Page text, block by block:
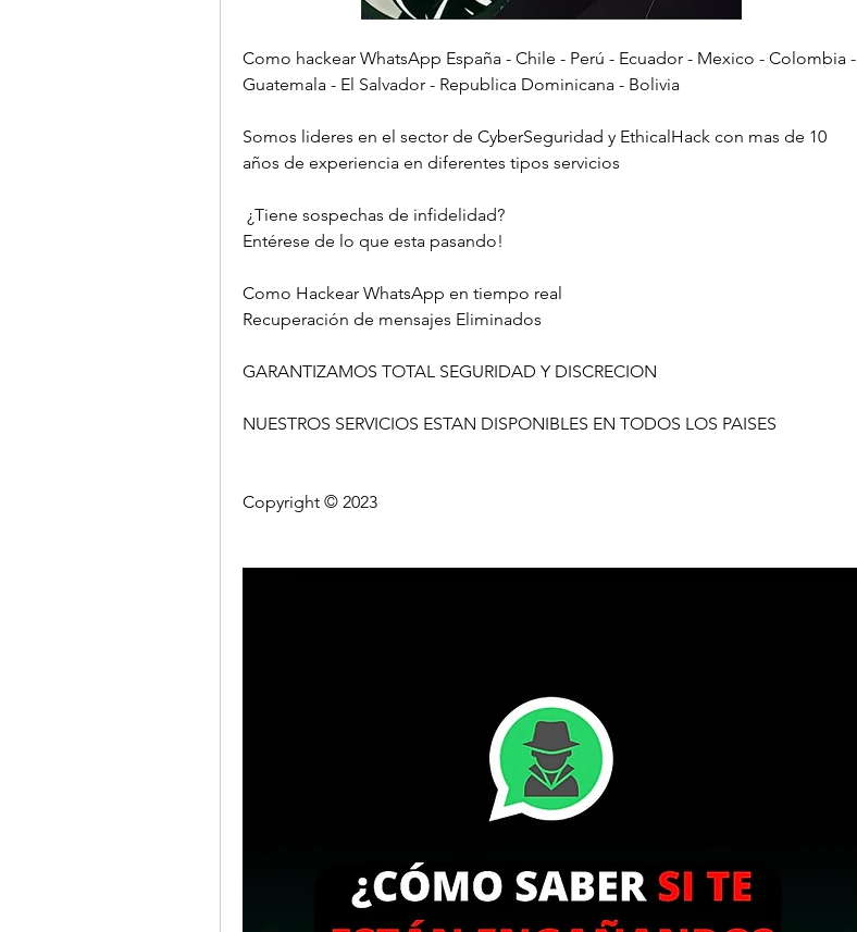
Como hackear WhatsApp España - Chile - Perú - Ecuador - Mexico - Colombia -
Guatemala - El Salvador - Republica Dominicana - Bolivia
Somos lideres en el sector de CyberSeguridad y EthicalHack con mas de 10
años de experiencia en diferentes tipos servicios
¿Tiene sospechas de infidelidad?
Entérese de lo que esta pasando!
Como Hackear WhatsApp en tiempo real
Recuperación de mensajes Eliminados
GARANTIZAMOS TOTAL SEGURIDAD Y DISCRECION
Copyright © 2023